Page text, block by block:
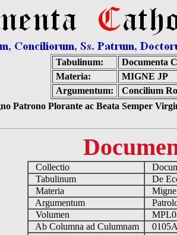
Tabulinum:
Documenta
Materia:
MIGNE JP
Argumentum:
Concilium
Patrono Plorante ac Beata Semper
Collectio
Tabulinum
De
Materia
Argumentum
Volumen
Ab Columna ad Culumnam